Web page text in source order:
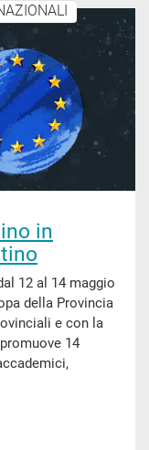
in
12 al 14 maggio
della Provincia
e con la
14